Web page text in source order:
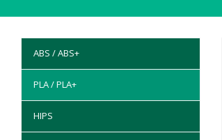
ABS / ABS+
PLA / PLA+
HIPS